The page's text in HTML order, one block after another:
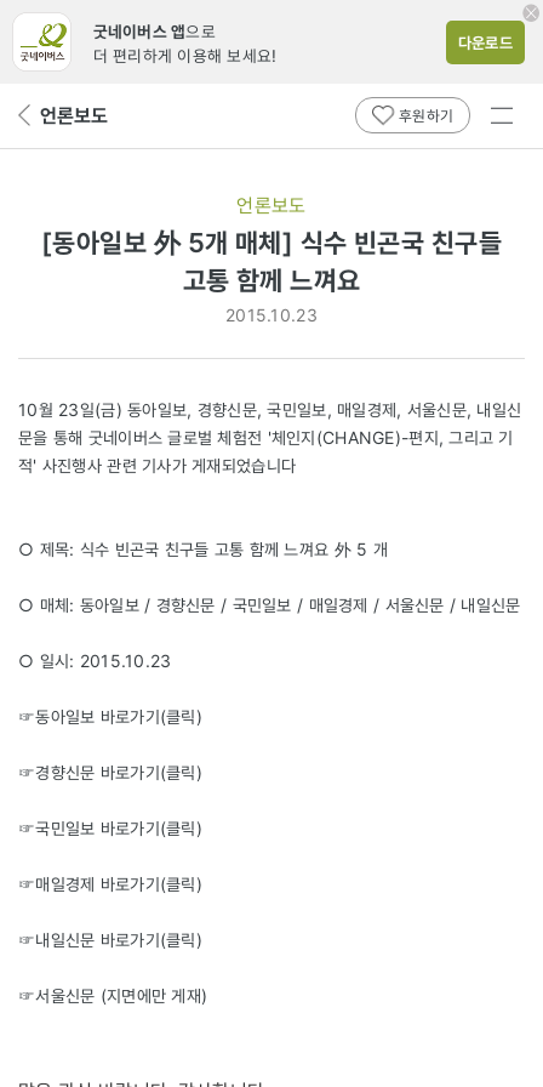
굿네이버스 앱으로
더 편리하게 이용해 보세요!
다운로드
뒤 언론보도 후원하기
전체
언론보도
[동아일보 外 5개 매체] 식수 빈곤국 친구들
고통 함께 느껴요
2015.10.23
10월 23일(금) 동아일보, 경향신문, 국민일보, 매일경제, 서울신문, 내일신
문을 통해 굿네이버스 글로벌 체험전 '체인지(CHANGE)-편지, 그리고 기
적' 사진행사 관련 기사가 게재되었습니다
○ 제목: 식수 빈곤국 친구들 고통 함께 느껴요 外 5 개
○ 매체: 동아일보 / 경향신문 / 국민일보 / 매일경제 / 서울신문 / 내일신문
○ 일시: 2015.10.23
☞동아일보 바로가기(클릭)
☞경향신문 바로가기(클릭)
☞국민일보 바로가기(클릭)
☞매일경제 바로가기(클릭)
☞내일신문 바로가기(클릭)
☞서울신문 (지면에만 게재)